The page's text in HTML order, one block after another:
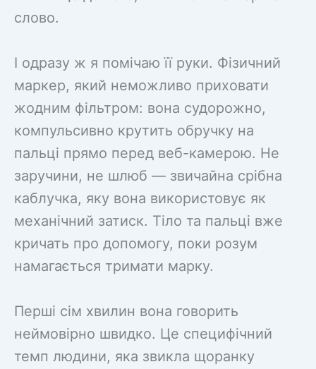
слово.
І одразу ж я помічаю її руки. Фізичний
маркер, який неможливо приховати
жодним фільтром: вона судорожно,
компульсивно крутить обручку на
пальці прямо перед веб-камерою. Не
заручини, не шлюб — звичайна срібна
каблучка, яку вона використовує як
механічний затиск. Тіло та пальці вже
кричать про допомогу, поки розум
намагається тримати марку.
Перші сім хвилин вона говорить
неймовірно швидко. Це специфічний
темп людини, яка звикла щоранку